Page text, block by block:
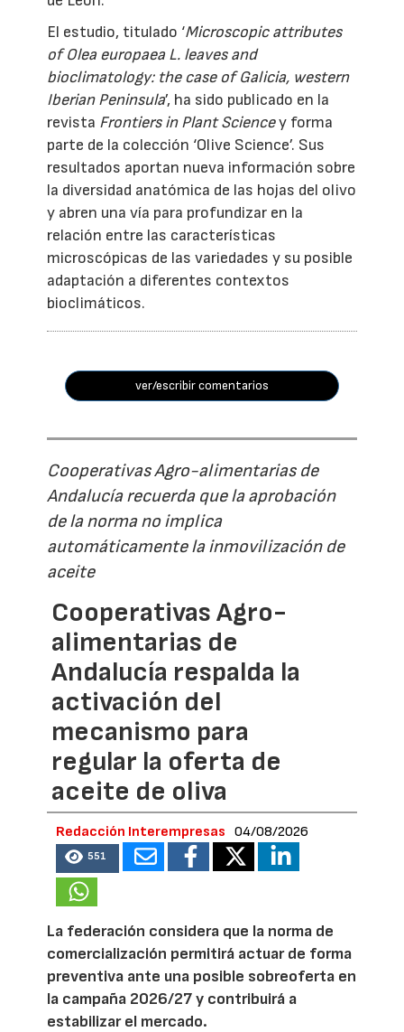
El estudio, titulado ‘Microscopic attributes
of Olea europaea L. leaves and
bioclimatology: the case of Galicia, western
Iberian Peninsula’, ha sido publicado en la
revista Frontiers in Plant Sciencey forma
parte de la colección ‘Olive Science’. Sus
resultados aportan nueva información sobre
la diversidad anatómica de las hojas del olivo
y abren una vía para profundizar en la
relación entre las características
microscópicas de las variedades y su posible
adaptación a diferentes contextos
bioclimáticos.
ver/escribir comentarios
Cooperativas Agro-alimentarias de
Andalucía recuerda que la aprobación
de la norma no implica
automáticamente la inmovilización de
aceite
Cooperativas Agro-
alimentarias de
Andalucía respalda la
activación del
mecanismo para
regular la oferta de
aceite de oliva
Redacción Interempresas 04/08/2026
551
La federación considera que la norma de
comercialización permitirá actuar de forma
preventiva ante una posible sobreoferta en
la campaña 2026/27 y contribuirá a
estabilizar el mercado.